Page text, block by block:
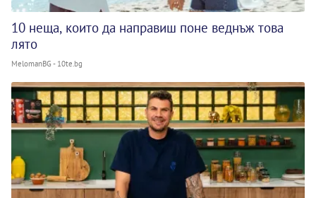
10 неща, които да направиш поне веднъж това
лято
MelomanBG - 10te.bg